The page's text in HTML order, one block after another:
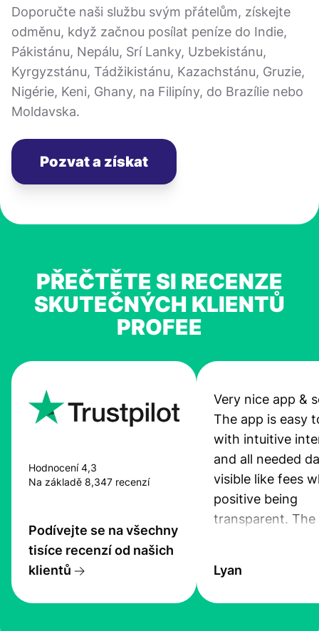
Doporučte naši službu svým přátelům, získejte
odměnu, když začnou posílat peníze do Indie,
Pákistánu, Nepálu, Srí Lanky, Uzbekistánu,
Kyrgyzstánu, Tádžikistánu, Kazachstánu, Gruzie,
Nigérie, Keni, Ghany, na Filipíny, do Brazílie nebo
Moldavska.
Pozvat a získat
PŘEČTĚTE SI RECENZE
SKUTEČNÝCH KLIENTŮ
PROFEE
Hodnocení 4,3
Na základě 8,347 recenzí
Podívejte se na všechny
tisíce recenzí od našich
klientů
Very nice app &
The app is easy
with intuitive
and all needed
visible like fees
positive being
transparent. The
the exchange
Lyan